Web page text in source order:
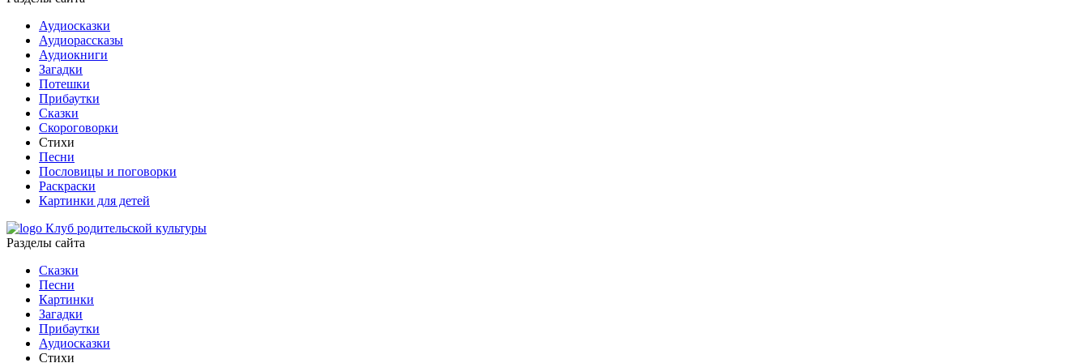
Аудиосказки
Аудиорассказы
Аудиокниги
Загадки
Потешки
Прибаутки
Сказки
Скороговорки
Стихи
Песни
Пословицы и поговорки
Раскраски
Картинки для детей
Клуб родительской культуры
Разделы сайта
Сказки
Песни
Картинки
Загадки
Прибаутки
Аудиосказки
Стихи